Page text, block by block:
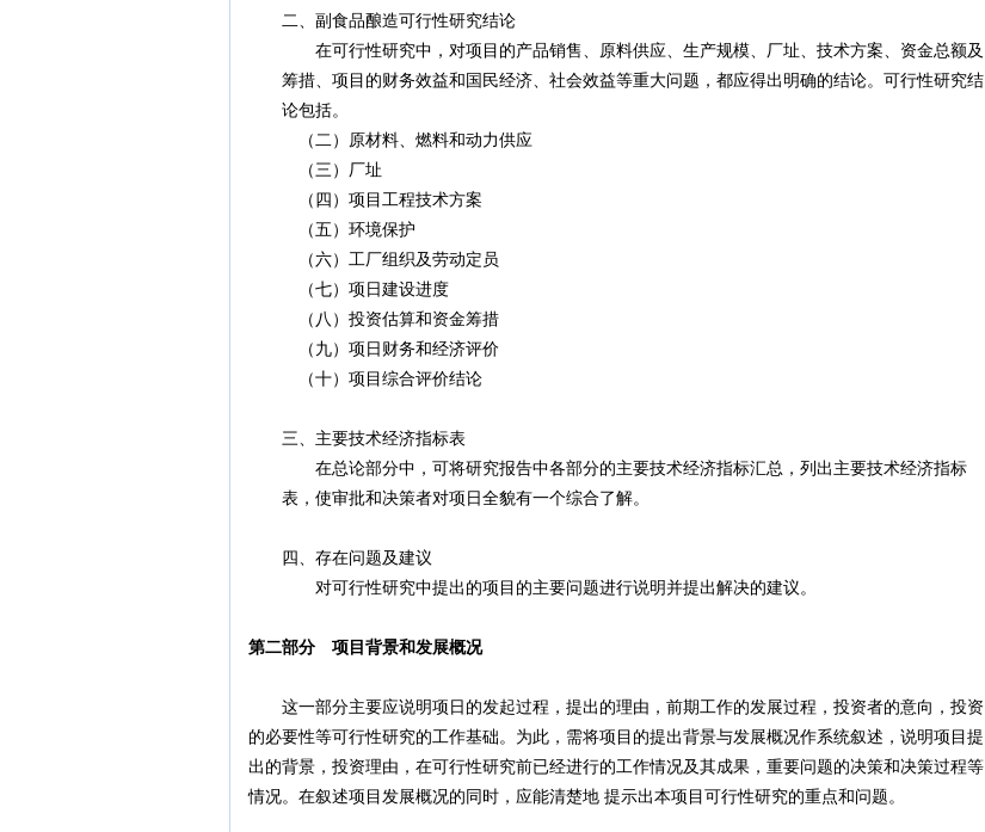
二、副食品酿造可行性研究结论
在可行性研究中，对项目的产品销售、原料供应、生产规模、厂址、技术方案、资金总额及
筹措、项目的财务效益和国民经济、社会效益等重大问题，都应得出明确的结论。可行性研究结
论包括。
（二）原材料、燃料和动力供应
（三）厂址
（四）项目工程技术方案
（五）环境保护
（六）工厂组织及劳动定员
（七）项日建设进度
（八）投资估算和资金筹措
（九）项日财务和经济评价
（十）项目综合评价结论
三、主要技术经济指标表
在总论部分中，可将研究报告中各部分的主要技术经济指标汇总，列出主要技术经济指标
表，使审批和决策者对项日全貌有一个综合了解。
四、存在问题及建议
对可行性研究中提出的项目的主要问题进行说明并提出解决的建议。
第二部分 项目背景和发展概况
这一部分主要应说明项日的发起过程，提出的理由，前期工作的发展过程，投资者的意向，投资
的必要性等可行性研究的工作基础。为此，需将项目的提出背景与发展概况作系统叙述，说明项目提
出的背景，投资理由，在可行性研究前已经进行的工作情况及其成果，重要问题的决策和决策过程等
情况。在叙述项目发展概况的同时，应能清楚地 提示出本项目可行性研究的重点和问题。